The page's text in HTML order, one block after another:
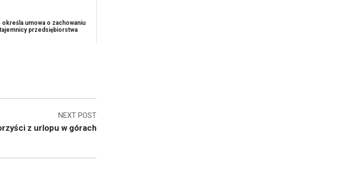
określa umowa o zachowaniu
tajemnicy przedsiębiorstwa
NEXT POST
z urlopu w górach